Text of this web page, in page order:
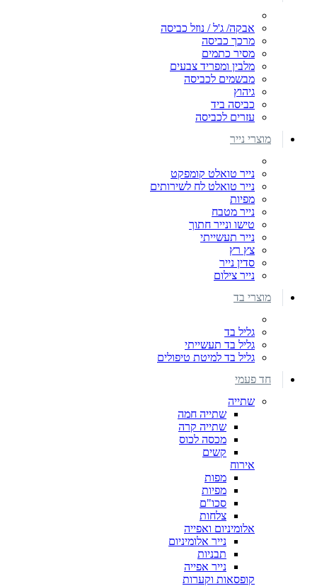
אבקה/ ג'ל / נוזל כביסה
מרכך כביסה
מסיר כתמים
מלבין ומפריד צבעים
מבשמים לכביסה
גיהוץ
כביסה ביד
עזרים לכביסה
מוצרי נייר
נייר טואלט קומפקט
נייר טואלט לח לשירותים
מפיות
נייר מטבח
טישו ונייר חתוך
נייר תעשייתי
צץ רץ
סדין נייר
נייר צילום
מוצרי בד
גליל בד
גליל בד תעשייתי
גליל בד למיטת טיפולים
חד פעמי
שתייה
שתייה חמה
שתייה קרה
מכסה לכוס
קשים
אירוח
מפות
מפיות
סכו"ם
צלחות
אלומיניום ואפייה
נייר אלומיניום
תבניות
נייר אפייה
קופסאות וקערות